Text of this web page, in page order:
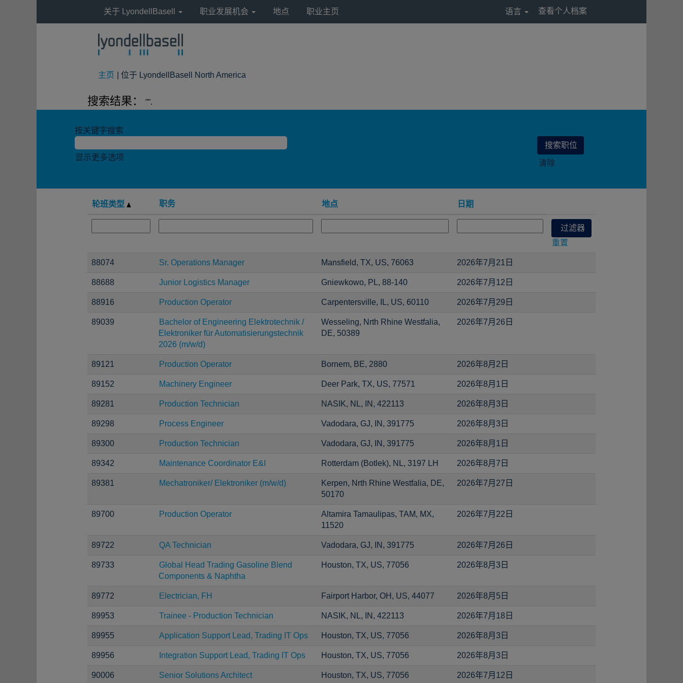
关于 LyondellBasell 职业发展机会 地点 职业主页 语言 查看个人档案
主页 位于 LyondellBasell North America
面）
搜索结果： "".
按关键字搜索
显示更多选项
清除
轮班类型 职务 地点 日期
重置
88074 Sr. Operations Manager Mansfield, TX, US, 76063 2026年7月21日
88688 Junior Logistics Manager Gniewkowo, PL, 88-140 2026年7月12日
88916 Production Operator Carpentersville, IL, US, 60110 2026年7月29日
89039
Bachelor of Engineering Elektrotechnik /
Elektroniker für Automatisierungstechnik
2026 (m/w/d)
Wesseling, Nrth Rhine Westfalia,
DE, 50389
2026年7月26日
89121 Production Operator Bornem, BE, 2880 2026年8月2日
89152 Machinery Engineer Deer Park, TX, US, 77571 2026年8月1日
89281 Production Technician NASIK, NL, IN, 422113 2026年8月3日
89298 Process Engineer Vadodara, GJ, IN, 391775 2026年8月3日
89300 Production Technician Vadodara, GJ, IN, 391775 2026年8月1日
89342 Maintenance Coordinator E&I Rotterdam (Botlek), NL, 3197 LH 2026年8月7日
89381 Mechatroniker/ Elektroniker (m/w/d)
Kerpen, Nrth Rhine Westfalia, DE,
50170
2026年7月27日
89700 Production Operator
Altamira Tamaulipas, TAM, MX,
11520
2026年7月22日
89722 QA Technician Vadodara, GJ, IN, 391775 2026年7月26日
89733
Global Head Trading Gasoline Blend
Components & Naphtha
Houston, TX, US, 77056 2026年8月3日
89772 Electrician, FH Fairport Harbor, OH, US, 44077 2026年8月5日
89953 Trainee - Production Technician NASIK, NL, IN, 422113 2026年7月18日
89955 Application Support Lead, Trading IT Ops Houston, TX, US, 77056 2026年8月3日
89956 Integration Support Lead, Trading IT Ops Houston, TX, US, 77056 2026年8月3日
90006 Senior Solutions Architect Houston, TX, US, 77056 2026年7月12日